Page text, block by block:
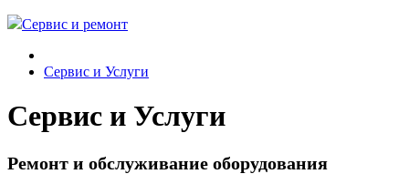
Сервис и ремонт
Сервис и Услуги
Сервис и Услуги
Ремонт и обслуживание оборудования